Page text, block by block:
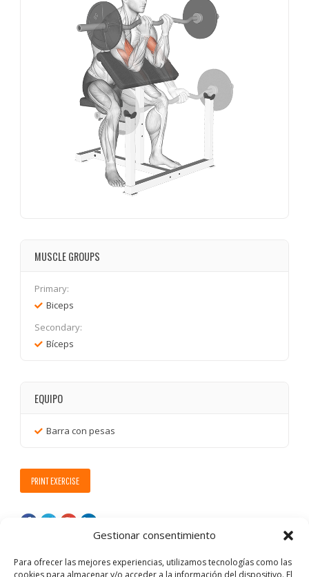
Gestionar consentimiento
Para ofrecer las mejores experiencias, utilizamos tecnologías como las
cookies para almacenar y/o acceder a la información del dispositivo. El
MUSCLE GROUPS
Primary:
Biceps
Secondary:
Bíceps
EQUIPO
Barra con pesas
PRINT EXERCISE